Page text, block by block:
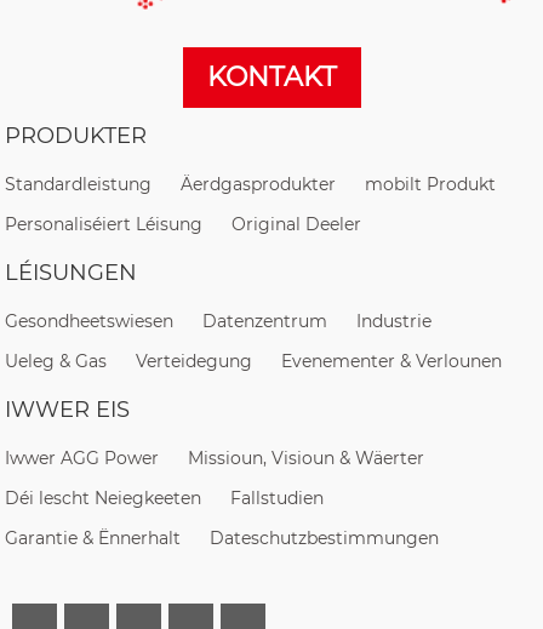
KONTAKT
PRODUKTER
Standardleistung Äerdgasprodukter
mobilt Produkt
Personaliséiert Léisung
Original Deeler
LÉISUNGEN
Gesondheetswiesen Datenzentrum
Industrie
Ueleg & Gas
Verteidegung Evenementer & Verlounen
IWWER EIS
Iwwer AGG Power
Missioun, Visioun & Wäerter
Déi lescht Neiegkeeten
Fallstudien
Garantie & Ënnerhalt
Dateschutzbestimmungen